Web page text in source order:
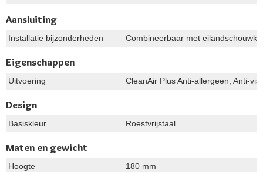
Aansluiting
Installatie bijzonderheden Combineerbaar met
Eigenschappen
Uitvoering CleanAir Plus Anti-allergeen, Anti-vis
Design
Basiskleur Roestvrijstaal
Maten en gewicht
Hoogte 180 mm